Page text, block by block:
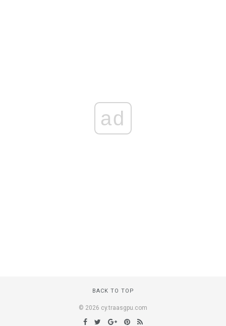
ad
BACK TO TOP
© 2026 cy.traasgpu.com